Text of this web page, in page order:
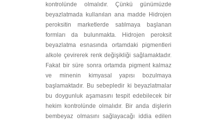
kontrolünde olmalıdır. Çünkü günümüzde
beyazlatmada kullanılan ana madde Hidrojen
peroksitin marketlerde satılmaya başlanan
formları da bulunmakta. Hidrojen peroksit
beyazlatma esnasında ortamdaki pigmentleri
alkole çevirerek renk değişikliği sağlamaktadır.
Fakat bir süre sonra ortamda pigment kalmaz
ve minenin kimyasal yapısı bozulmaya
başlamaktadır. Bu sebepledir ki beyazlatmalar
bu doygunluk aşamasını tespit edebilecek bir
hekim kontrolünde olmalıdır. Bir anda dişlerin
bembeyaz olmasını sağlayacağı iddia edilen